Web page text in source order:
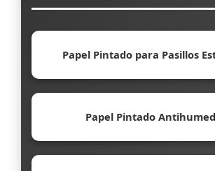
Papel Pintado para Pasillos
Papel Pintado